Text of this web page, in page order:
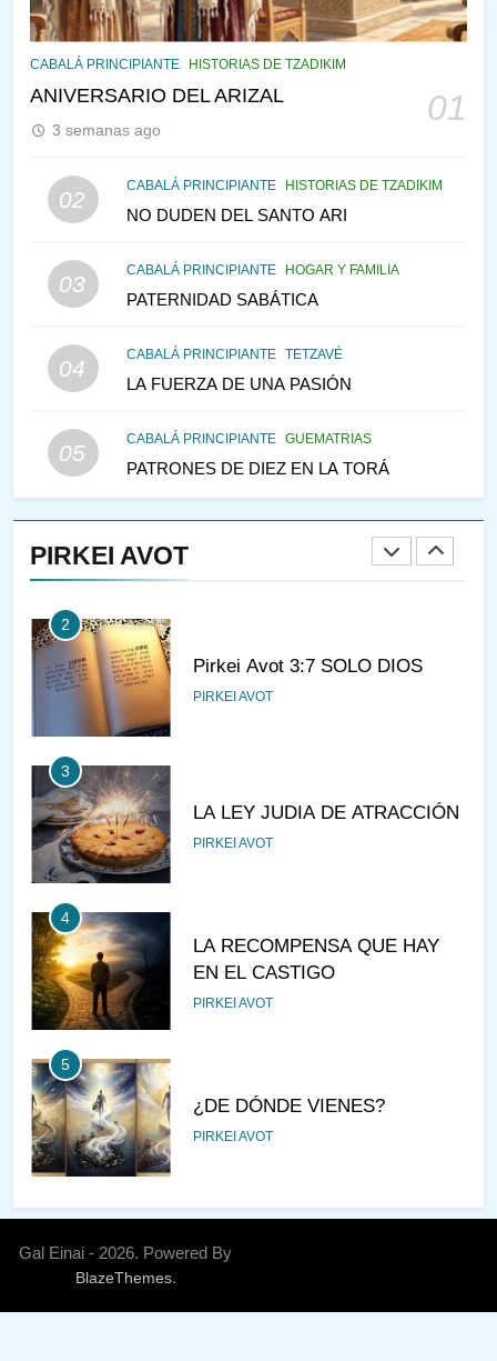
CABALÁ PRINCIPIANTE HISTORIAS DE TZADIKIM
ANIVERSARIO DEL ARIZAL 01
3 semanas ago
02
CABALÁ PRINCIPIANTE HISTORIAS DE TZADIKIM
NO DUDEN DEL SANTO ARI
03
CABALÁ PRINCIPIANTE HOGAR Y FAMILIA
PATERNIDAD SABÁTICA
04
CABALÁ PRINCIPIANTE TETZAVÉ
LA FUERZA DE UNA PASIÓN
05
CABALÁ PRINCIPIANTE GUEMATRIAS
PATRONES DE DIEZ EN LA TORÁ
PIRKEI AVOT
144
CABALÁ Y JASIDUT: EL
CONSEJO DE LOS PADRES
145
TEMPLO Y LA ALEGRÍA EN
VEAMOS ¿POR QUÉ
IEHOSHÚA? Y LA QUEJA DE
1
CONVERSAR CON LA MUJER
A LA LUZ DEL JUDAÍSMO
AMOR, PAREJA Y MATRIMONIO
2
Pirkei Avot 3:7 SOLO DIOS
PIRKEI AVOT
3
LA LEY JUDIA DE ATRACCIÓN
PIRKEI AVOT
4
LA RECOMPENSA QUE HAY
EN EL CASTIGO
PIRKEI AVOT
5
¿DE DÓNDE VIENES?
PIRKEI AVOT
6
AJAREI KEDOSHIM
Gal Einai - 2026. Powered By
BlazeThemes.